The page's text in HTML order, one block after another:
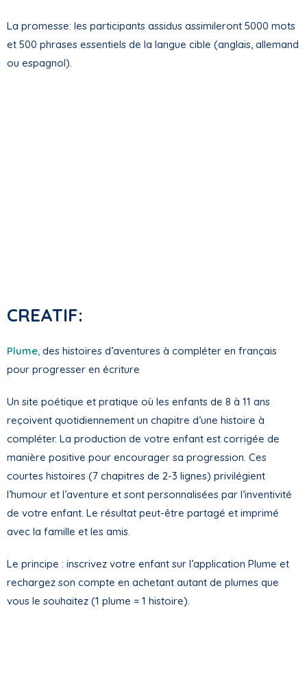
La promesse: les participants assidus assimileront 5000 mots
et 500 phrases essentiels de la langue cible (anglais, allemand
ou espagnol).
CREATIF:
Plume, des histoires d’aventures à compléter en français
pour progresser en écriture
Un site poétique et pratique où les enfants de 8 à 11 ans
reçoivent quotidiennement un chapitre d’une histoire à
compléter. La production de votre enfant est corrigée de
manière positive pour encourager sa progression. Ces
courtes histoires (7 chapitres de 2-3 lignes) privilégient
l’humour et l’aventure et sont personnalisées par l’inventivité
de votre enfant. Le résultat peut-être partagé et imprimé
avec la famille et les amis.
Le principe : inscrivez votre enfant sur l’application Plume et
rechargez son compte en achetant autant de plumes que
vous le souhaitez (1 plume = 1 histoire).